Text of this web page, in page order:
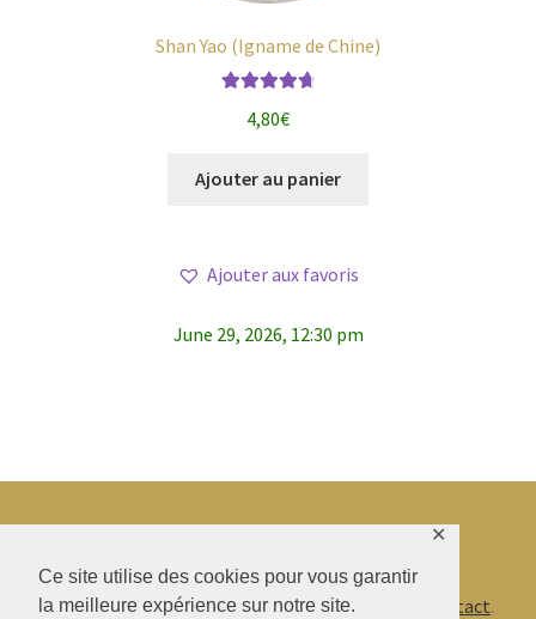
Ce site utilise des cookies pour vous garantir
la meilleure expérience sur notre site.
✕
Shan Yao (Igname de Chine)
sur 5
4,80€
Ajouter au panier
Ajouter aux favoris
June 29, 2026, 12:30 pm
© BAO SHENTI 2026
Politique de confidentialité
CGV .Livraison Contact.